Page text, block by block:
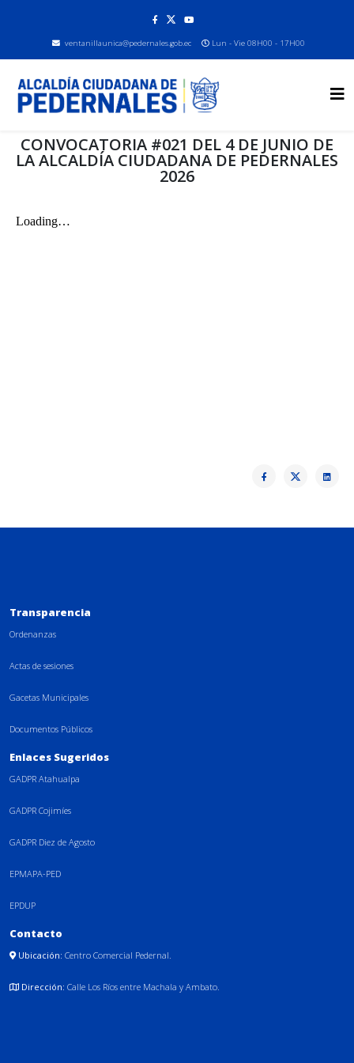
ventanillaunica@pedernales.gob.ec Lun - Vie 08H00 - 17H00
CONVOCATORIA #021 DEL 4 DE JUNIO DE
LA ALCALDÍA CIUDADANA DE PEDERNALES
2026
Transparencia
Ordenanzas
Actas de sesiones
Gacetas Municipales
Documentos Públicos
Enlaces Sugeridos
GADPR Atahualpa
GADPR Cojimíes
GADPR Diez de Agosto
EPMAPA-PED
EPDUP
Contacto
Ubicación: Centro Comercial Pedernal.
Dirección: Calle Los Ríos entre Machala y Ambato.